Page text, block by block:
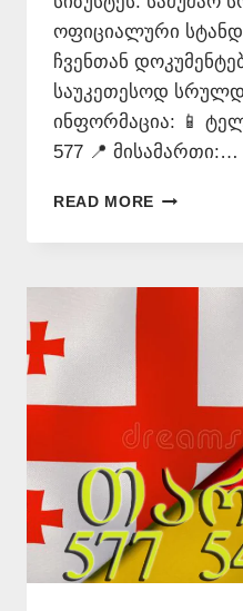
ოფიციალური
ჩვენთან
საუკეთესოდ
ინფორმაცია: 📱
577 📍 მისამართი:…
READ MORE
–
546